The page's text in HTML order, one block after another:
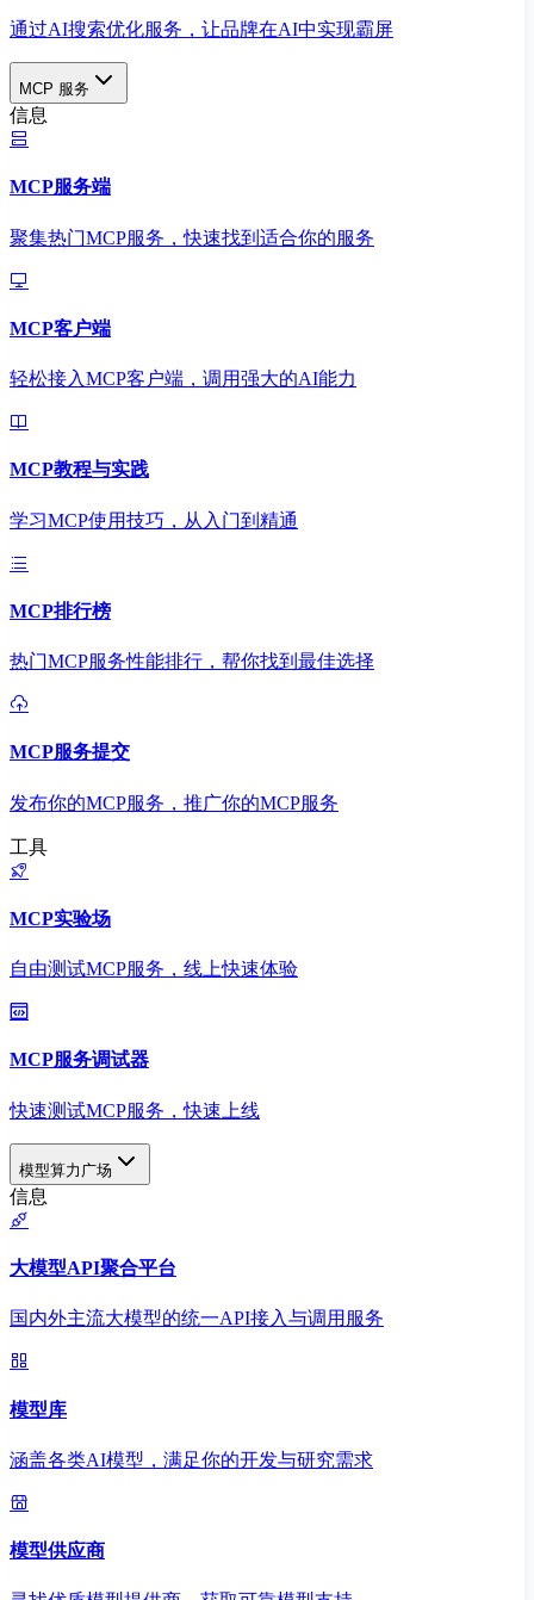
通过AI搜索优化服务，让品牌在AI中实现霸屏
MCP 服务
信息
MCP服务端
聚集热门MCP服务，快速找到适合你的服务
MCP客户端
轻松接入MCP客户端，调用强大的AI能力
MCP教程与实践
学习MCP使用技巧，从入门到精通
MCP排行榜
热门MCP服务性能排行，帮你找到最佳选择
MCP服务提交
发布你的MCP服务，推广你的MCP服务
工具
MCP实验场
自由测试MCP服务，线上快速体验
MCP服务调试器
快速测试MCP服务，快速上线
模型算力广场
信息
大模型API聚合平台
国内外主流大模型的统一API接入与调用服务
模型库
涵盖各类AI模型，满足你的开发与研究需求
模型供应商